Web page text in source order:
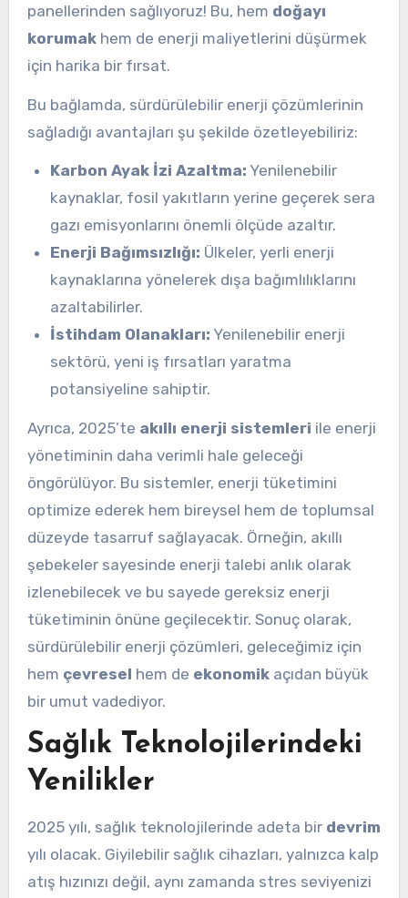
panellerinden sağlıyoruz! Bu, hem doğayı
korumakhem de enerji maliyetlerini düşürmek
için harika bir fırsat.
Bu bağlamda, sürdürülebilir enerji çözümlerinin
sağladığı avantajları şu şekilde özetleyebiliriz:
Karbon Ayak İzi Azaltma: Yenilenebilir
kaynaklar, fosil yakıtların yerine geçerek sera
gazı emisyonlarını önemli ölçüde azaltır.
Enerji Bağımsızlığı: Ülkeler, yerli enerji
kaynaklarına yönelerek dışa bağımlılıklarını
azaltabilirler.
İstihdam Olanakları: Yenilenebilir enerji
sektörü, yeni iş fırsatları yaratma
potansiyeline sahiptir.
Ayrıca, 2025’te akıllı enerji sistemleri ile enerji
yönetiminin daha verimli hale geleceği
öngörülüyor. Bu sistemler, enerji tüketimini
optimize ederek hem bireysel hem de toplumsal
düzeyde tasarruf sağlayacak. Örneğin, akıllı
şebekeler sayesinde enerji talebi anlık olarak
izlenebilecek ve bu sayede gereksiz enerji
tüketiminin önüne geçilecektir. Sonuç olarak,
sürdürülebilir enerji çözümleri, geleceğimiz için
hem çevresel hem de ekonomikaçıdan büyük
bir umut vadediyor.
Sağlık Teknolojilerindeki
Yenilikler
2025 yılı, sağlık teknolojilerinde adeta bir devrim
yılı olacak. Giyilebilir sağlık cihazları, yalnızca kalp
atış hızınızı değil, aynı zamanda stres seviyenizi